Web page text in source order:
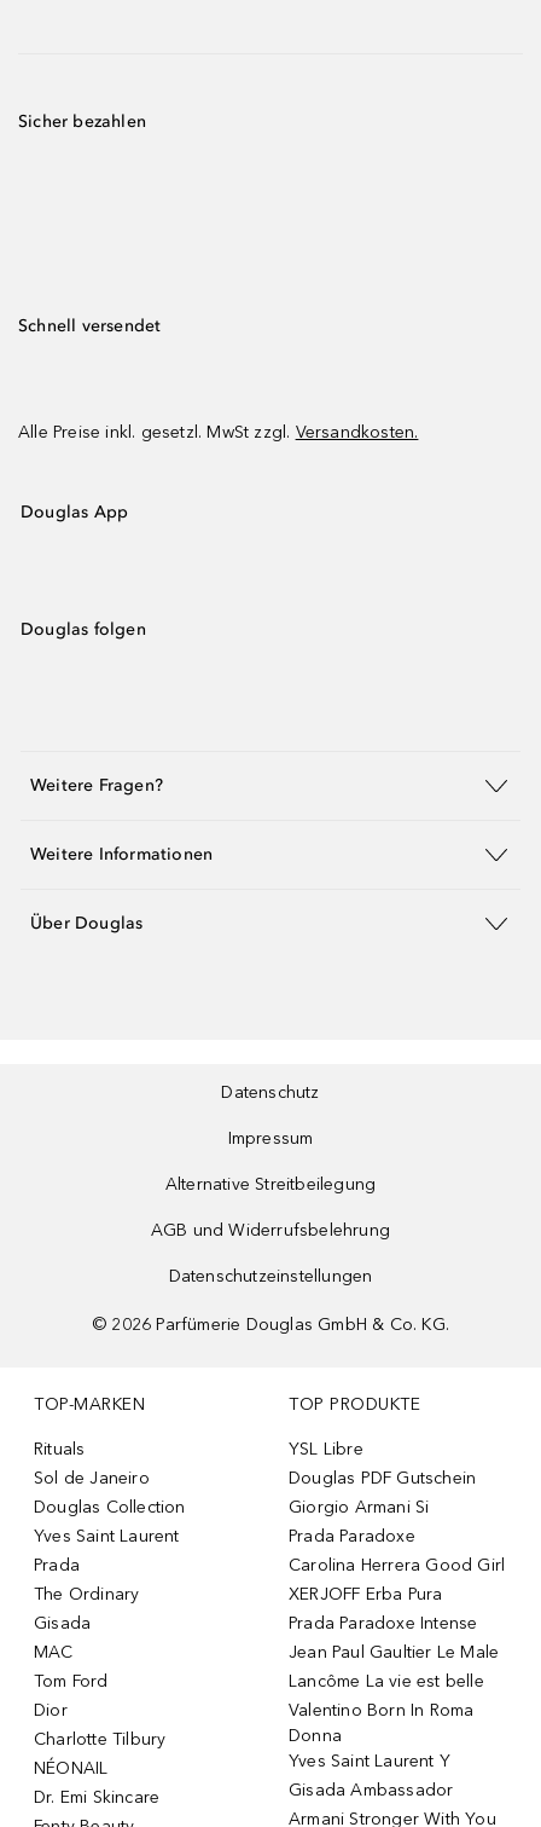
Sicher bezahlen
Schnell versendet
Alle Preise inkl. gesetzl. MwSt zzgl. Versandkosten.
Douglas App
Douglas folgen
Weitere Fragen?
Weitere Informationen
Über Douglas
Datenschutz
Impressum
Alternative Streitbeilegung
AGB und Widerrufsbelehrung
Datenschutzeinstellungen
© 2026 Parfümerie Douglas GmbH & Co. KG.
TOP-MARKEN
Rituals
Sol de Janeiro
Douglas Collection
Yves Saint Laurent
Prada
The Ordinary
Gisada
MAC
Tom Ford
Dior
Charlotte Tilbury
NÉONAIL
Dr. Emi Skincare
TOP PRODUKTE
YSL Libre
Douglas PDF Gutschein
Giorgio Armani Si
Prada Paradoxe
Carolina Herrera Good Girl
XERJOFF Erba Pura
Prada Paradoxe Intense
Jean Paul Gaultier Le Male
Lancôme La vie est belle
Valentino Born In Roma
Donna
Yves Saint Laurent Y
Gisada Ambassador
Armani Stronger With You